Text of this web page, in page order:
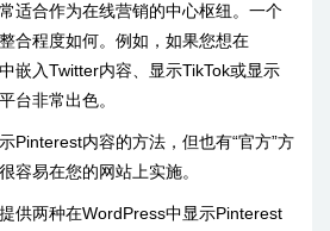
适合作为在线营销的中心枢纽。一个
合程度如何。例如，如果您想在
嵌入Twitter内容、显示TikTok或显示
台非常出色。
Pinterest内容的方法，但也有“官方”方
容易在您的网站上实施。
供两种在WordPress中显示Pinterest